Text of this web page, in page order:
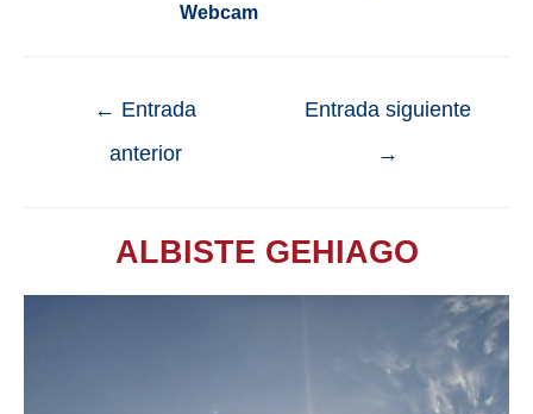
Webcam
← Entrada
anterior
Entrada siguiente
→
ALBISTE GEHIAGO